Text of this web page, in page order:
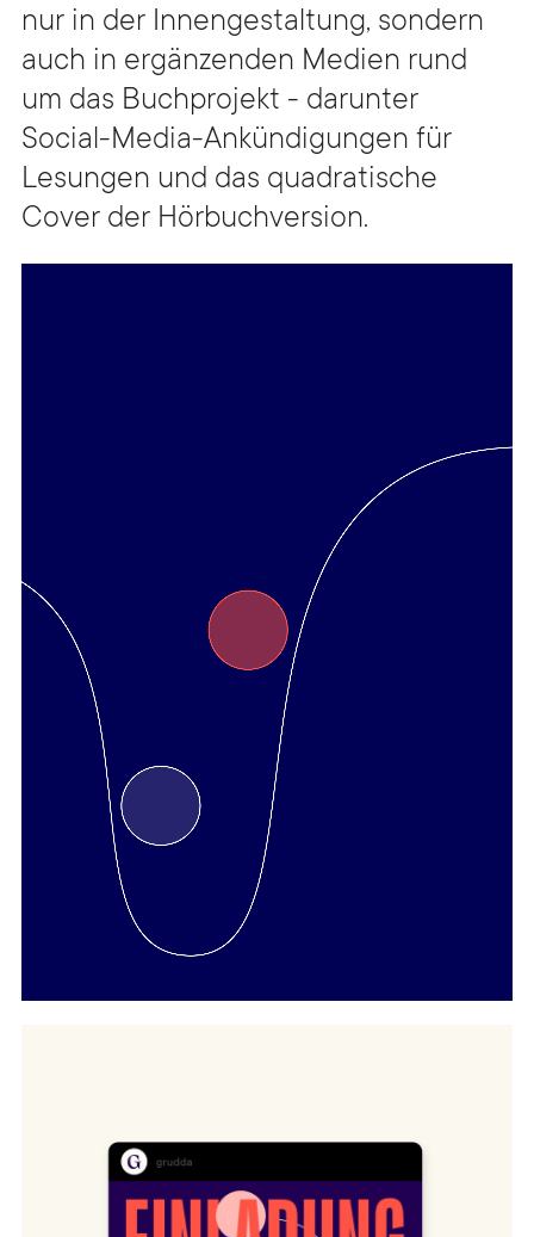
nur in der Innengestaltung, sondern
auch in ergänzenden Medien rund
um das Buchprojekt - darunter
Social-Media-Ankündigungen für
Lesungen und das quadratische
Cover der Hörbuchversion.